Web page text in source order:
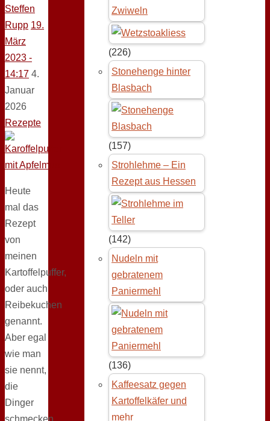
Steffen
Rupp 19.
März
2023 -
14:17 4.
Januar
2026
Rezepte
Heute
mal das
Rezept
von
meinen
Kartoffelpuffer,
oder auch
Reibekuchen
genannt.
Aber egal
wie man
sie nennt,
die
Dinger
schmecken
Zwiweln
(226)
Stonehenge hinter
Blasbach
(157)
Strohlehme – Ein
Rezept aus Hessen
(142)
Nudeln mit
gebratenem
Paniermehl
(136)
Kaffeesatz gegen
Kartoffelkäfer und
mehr